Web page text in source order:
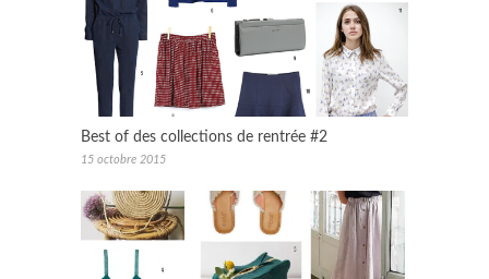
Best of des collections de rentrée #2
15 octobre 2015